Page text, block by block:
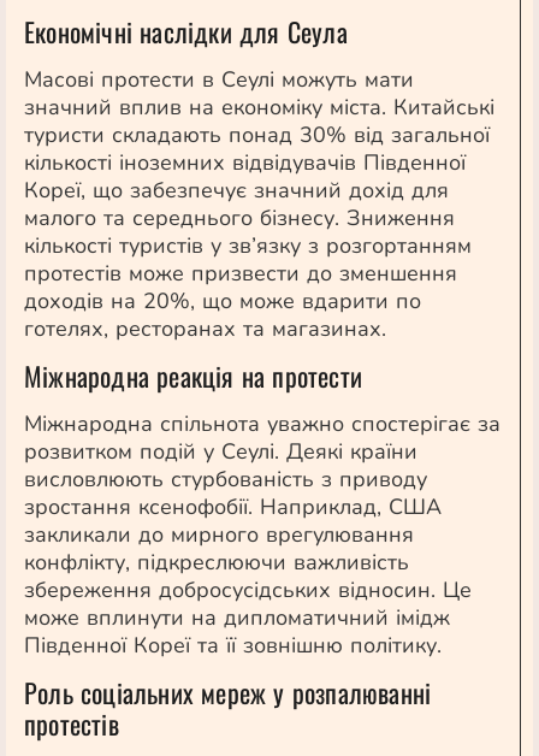
Економічні наслідки для Сеула
Масові протести в Сеулі можуть мати
значний вплив на економіку міста. Китайські
туристи складають понад 30% від загальної
кількості іноземних відвідувачів Південної
Кореї, що забезпечує значний дохід для
малого та середнього бізнесу. Зниження
кількості туристів у зв’язку з розгортанням
протестів може призвести до зменшення
доходів на 20%, що може вдарити по
готелях, ресторанах та магазинах.
Міжнародна реакція на протести
Міжнародна спільнота уважно спостерігає за
розвитком подій у Сеулі. Деякі країни
висловлюють стурбованість з приводу
зростання ксенофобії. Наприклад, США
закликали до мирного врегулювання
конфлікту, підкреслюючи важливість
збереження добросусідських відносин. Це
може вплинути на дипломатичний імідж
Південної Кореї та її зовнішню політику.
Роль соціальних мереж у розпалюванні
протестів